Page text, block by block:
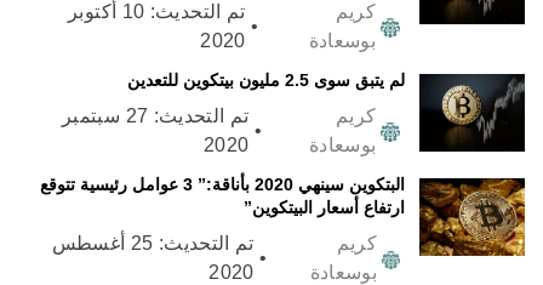
كريم
بوسعادة
•
تم التحديث:
10 أكتوبر
2020
لم يتبق سوى 2.5 مليون بيتكوين للتعدين
كريم
بوسعادة
•
تم التحديث:
27 سبتمبر
2020
البتكوين سينهي 2020 بأناقة:” 3 عوامل رئيسية تتوقع
ارتفاع أسعار البيتكوين”
كريم
بوسعادة
•
تم التحديث:
25 أغسطس
2020